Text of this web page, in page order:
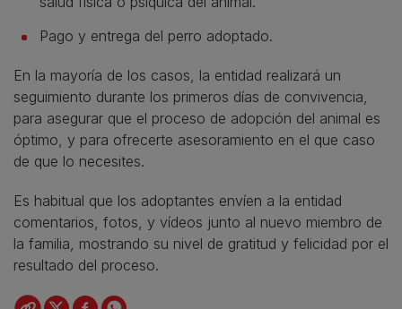
Pago y entrega del perro adoptado.
En la mayoría de los casos, la entidad realizará un
seguimiento durante los primeros días de convivencia,
para asegurar que el proceso de adopción del animal es
óptimo, y para ofrecerte asesoramiento en el que caso
de que lo necesites.
Es habitual que los adoptantes envíen a la entidad
comentarios, fotos, y vídeos junto al nuevo miembro de
la familia, mostrando su nivel de gratitud y felicidad por el
resultado del proceso.